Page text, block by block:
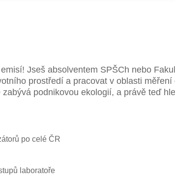
Jseš absolventem SPŠCh nebo
prostředí a pracovat v oblasti
podnikovou ekologií, a právě teď
po celé ČR
laboratoře